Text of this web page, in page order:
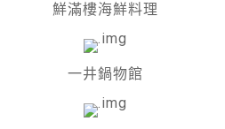
鮮滿樓海鮮料理
一井鍋物館